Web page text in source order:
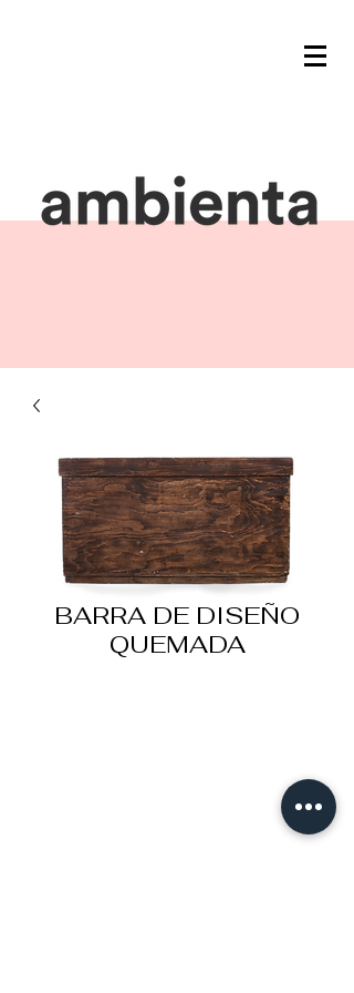
BARRA DE DISEÑO
QUEMADA